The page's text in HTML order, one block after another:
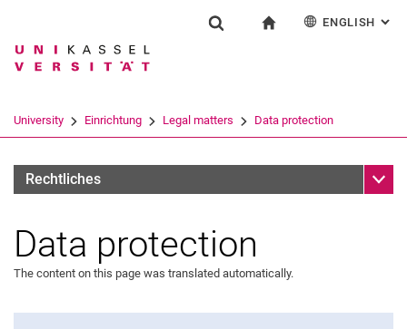
Jump directly to: content
Jump directly to: search
Jump directly to: main
Search term
Search (opens an external link in a
ENGLISH :
University Einrichtung Legal matters Data protection
Rechtliches Sub
Data protection
The content on this page was translated automatically.